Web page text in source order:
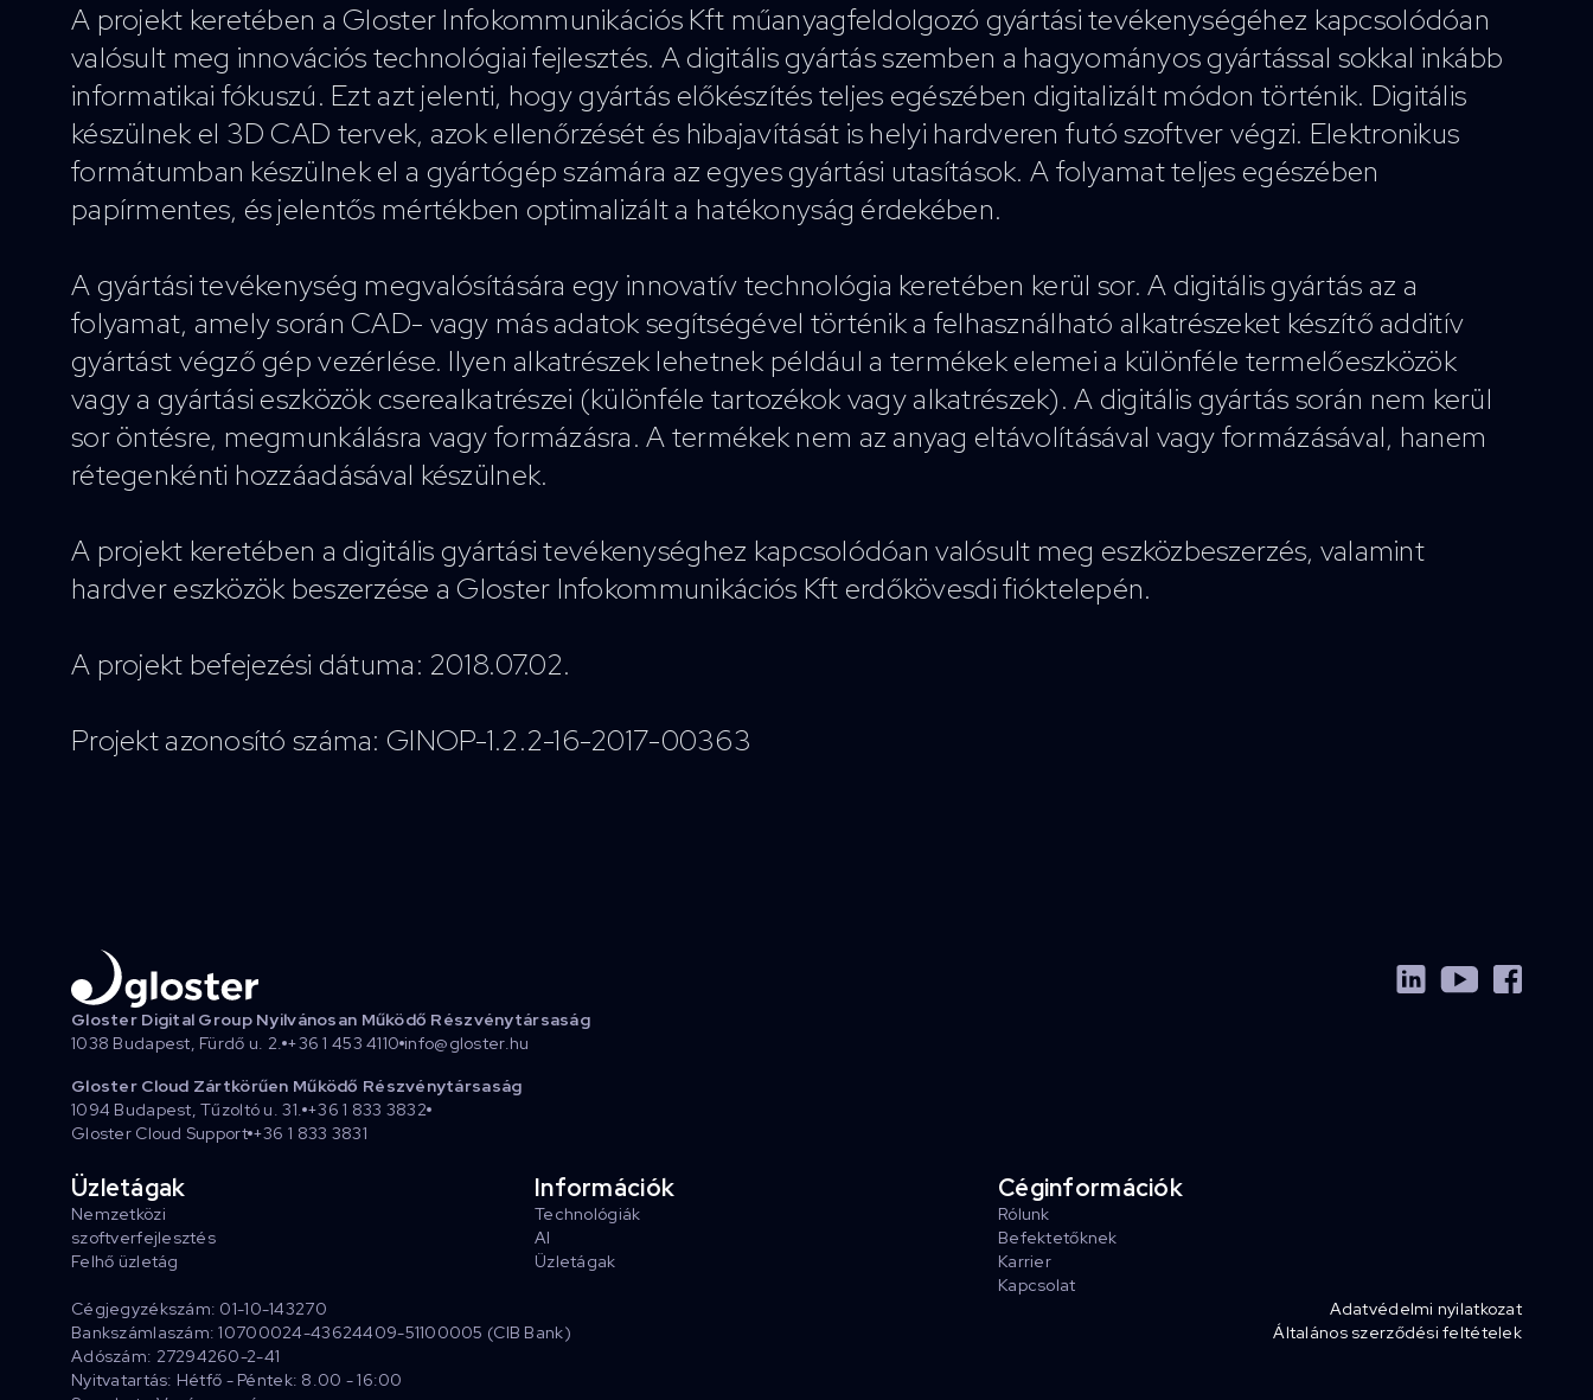
A projekt keretében a Gloster Infokommunikációs Kft műanyagfeldolgozó gyártási tevékenységéhez kapcsolódóan
valósult meg innovációs technológiai fejlesztés. A digitális gyártás szemben a hagyományos gyártással sokkal inkább
informatikai fókuszú. Ezt azt jelenti, hogy gyártás előkészítés teljes egészében digitalizált módon történik. Digitális
készülnek el 3D CAD tervek, azok ellenőrzését és hibajavítását is helyi hardveren futó szoftver végzi. Elektronikus
formátumban készülnek el a gyártógép számára az egyes gyártási utasítások. A folyamat teljes egészében
papírmentes, és jelentős mértékben optimalizált a hatékonyság érdekében.
A gyártási tevékenység megvalósítására egy innovatív technológia keretében kerül sor. A digitális gyártás az a
folyamat, amely során CAD- vagy más adatok segítségével történik a felhasználható alkatrészeket készítő additív
gyártást végző gép vezérlése. Ilyen alkatrészek lehetnek például a termékek elemei a különféle termelőeszközök
vagy a gyártási eszközök cserealkatrészei (különféle tartozékok vagy alkatrészek). A digitális gyártás során nem kerül
sor öntésre, megmunkálásra vagy formázásra. A termékek nem az anyag eltávolításával vagy formázásával, hanem
rétegenkénti hozzáadásával készülnek.
A projekt keretében a digitális gyártási tevékenységhez kapcsolódóan valósult meg eszközbeszerzés, valamint
hardver eszközök beszerzése a Gloster Infokommunikációs Kft erdőkövesdi fióktelepén.
A projekt befejezési dátuma: 2018.07.02.
Projekt azonosító száma: GINOP-1.2.2-16-2017-00363
Gloster Digital Group Nyilvánosan Működő Részvénytársaság
1038 Budapest, Fürdő u. 2. +36 1 453 4110 info@gloster.hu
Gloster Cloud Zártkörűen Működő Részvénytársaság
1094 Budapest, Tűzoltó u. 31. +36 1 833 3832
Gloster Cloud Support +36 1 833 3831
Üzletágak
Nemzetközi
szoftverfejlesztés
Felhő üzletág
Információk
Technológiák
AI
Üzletágak
Céginformációk
Rólunk
Befektetőknek
Karrier
Kapcsolat
Cégjegyzékszám: 01-10-143270
Bankszámlaszám: 10700024-43624409-51100005 (CIB Bank)
Adószám: 27294260-2-41
Nyitvatartás: Hétfő - Péntek: 8.00 - 16:00
Adatvédelmi nyilatkozat
Általános szerződési feltételek